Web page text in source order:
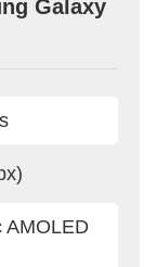
Galaxy
AMOLED